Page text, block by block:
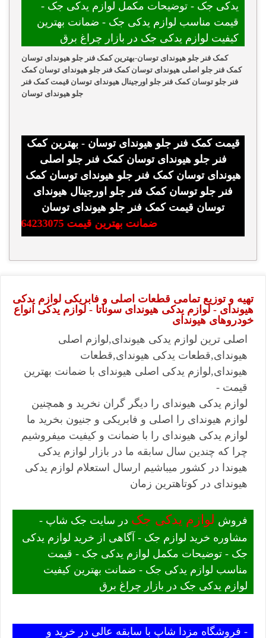
یدکی جک - توضیحات مکمل لوازم یدکی جک -
قیمت مناسب لوازم یدکی جک - ضمانت بهترین
کیفیت لوازم یدکی جک در بازار چراغ برق
کمک فنر جلو هیوندای توسان-بهترین کمک فنر جلو هیوندای توسان
کمک فنر جلو اصلی هیوندای توسان کمک فنر جلو هیوندای توسان کمک
فنر جلو توسان کمک فنر جلو اورجینال هیوندای توسان قیمت کمک فنر
جلو هیوندای توسان
قیمت کمک فنر جلو هیوندای توسان - بهترین کمک
فنر جلو هیوندای توسان کمک فنر جلو اصلی
هیوندای توسان کمک فنر جلو هیوندای توسان کمک
فنر جلو توسان کمک فنر جلو اورجینال هیوندای
توسان قیمت کمک فنر جلو هیوندای توسان
ضمانت بهترین قیمت 09364233075
تهیه و توزیع تمامی قطعات اصلی و فابریکی لوازم یدکی
هیوندای - لوازم یدکی هیوندای سوناتا - لوازم یدکی انواع
خودروهای هیوندای
اصلی ترین لوازم یدکی هیوندای,لوازم اصلی
هیوندای,قطعات یدکی هیوندای,قطعات
هیوندای,لوازم یدکی اصلی هیوندای با ضمانت بهترین
قیمت -
لوازم یدکی هیوندای را دیگر گران نخرید و همچنین
لوازم هیوندای را اصلی و فابریکی و جنیون بخرید ما
لوازم یدکی هیوندای را با ضمانت و کیفیت میفروشیم
چرا که چندین سال سابقه ما در بازار لوازم یدکی
هیوندا در کشور میباشیم ارسال استعلام لوازم یدکی
هیوندای در کوتاهترین زمان
فروش لوازم یدکی جک در سایت جک شاپ -
مشاوره خرید لوازم جک - آگاهی از خرید لوازم یدکی
جک - توضیحات مکمل لوازم یدکی جک - قیمت
مناسب لوازم یدکی جک - ضمانت بهترین کیفیت
لوازم یدکی جک در بازار چراغ برق
- فروشگاه مزدا شاپ با سابقه عالی در خرید و